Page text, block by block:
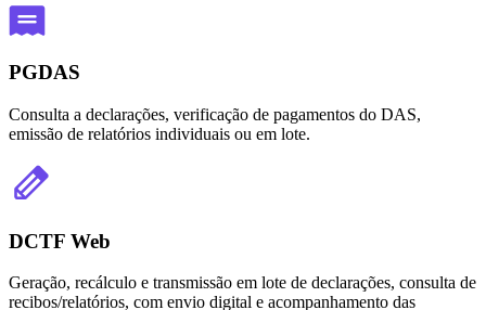
PGDAS
Consulta a declarações, verificação de pagamentos do DAS,
emissão de relatórios individuais ou em lote.
DCTF Web
Geração, recálculo e transmissão em lote de declarações, consulta de
recibos/relatórios, com envio digital e acompanhamento das